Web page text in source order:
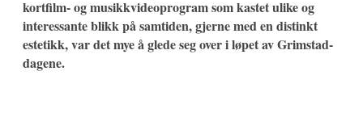
kortfilm- og musikkvideoprogram som kastet ulike og
interessante blikk på samtiden, gjerne med en distinkt
estetikk, var det mye å glede seg over i løpet av Grimstad-
dagene.